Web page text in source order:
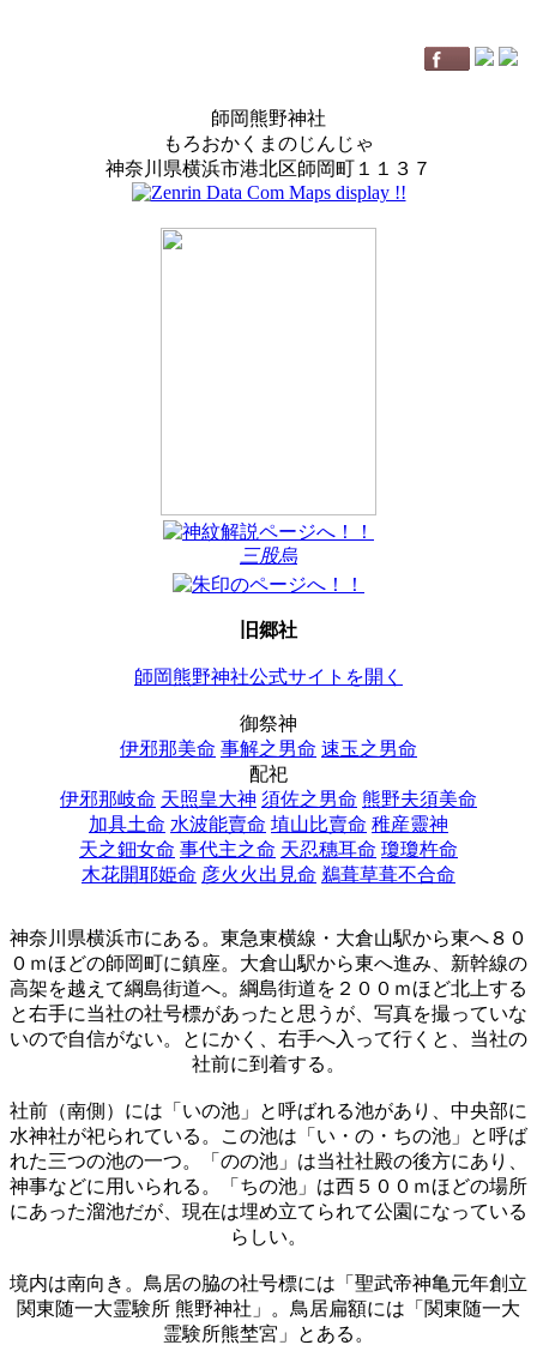
師岡熊野神社
もろおかくまのじんじゃ
神奈川県横浜市港北区師岡町１１３７
三股烏
旧郷社
師岡熊野神社公式サイトを開く
御祭神
伊邪那美命 事解之男命 速玉之男命
配祀
伊邪那岐命 天照皇大神 須佐之男命 熊野夫須美命
加具土命 水波能賣命 埴山比賣命 稚産靈神
天之鈿女命 事代主之命 天忍穗耳命 瓊瓊杵命
木花開耶姫命 彦火火出見命 鵜葺草葺不合命
神奈川県横浜市にある。東急東横線・大倉山駅から東へ８０
０ｍほどの師岡町に鎮座。大倉山駅から東へ進み、新幹線の
高架を越えて綱島街道へ。綱島街道を２００ｍほど北上する
と右手に当社の社号標があったと思うが、写真を撮っていな
いので自信がない。とにかく、右手へ入って行くと、当社の
社前に到着する。
社前（南側）には「いの池」と呼ばれる池があり、中央部に
水神社が祀られている。この池は「い・の・ちの池」と呼ば
れた三つの池の一つ。「のの池」は当社社殿の後方にあり、
神事などに用いられる。「ちの池」は西５００ｍほどの場所
にあった溜池だが、現在は埋め立てられて公園になっている
らしい。
境内は南向き。鳥居の脇の社号標には「聖武帝神亀元年創立
関東随一大霊験所 熊野神社」。鳥居扁額には「関東随一大
霊験所熊埜宮」とある。